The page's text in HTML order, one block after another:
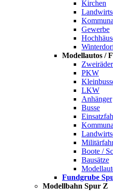
Kirchen
Gewerbe
Modellautos /
PKW
LKW
Anhänger
Busse
Boote /
Bausätze
Fundgrube
Modellbahn Spur Z